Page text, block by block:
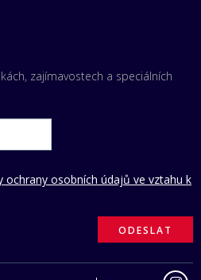
zajímavostech a speciálních
ochrany osobních údajů ve vztahu k